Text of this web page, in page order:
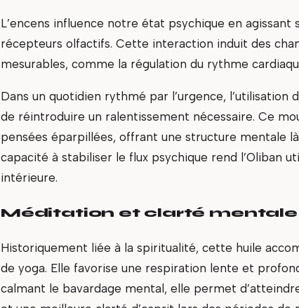
L’encens influence notre état psychique en agissant
récepteurs olfactifs. Cette interaction induit des
mesurables, comme la régulation du rythme
Dans un quotidien rythmé par l’urgence, l’utilisation
de réintroduire un ralentissement nécessaire. Ce
pensées éparpillées, offrant une structure mentale
capacité à stabiliser le flux psychique rend l’Oliban
intérieure.
Méditation et clarté mentale
Historiquement liée à la spiritualité, cette huile
de yoga. Elle favorise une respiration lente et
calmant le bavardage mental, elle permet